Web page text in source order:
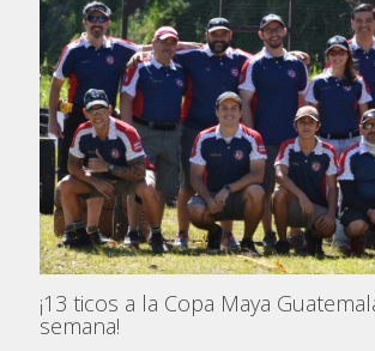
¡13 ticos a la Copa Maya
semana!